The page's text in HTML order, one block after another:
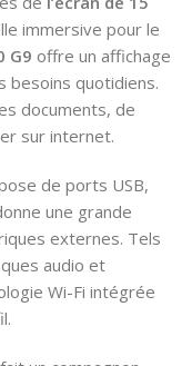
immersive pour le
G9 offre un affichage
besoins quotidiens.
documents, de
sur internet.
de ports USB,
une grande
externes. Tels
audio et
Wi-Fi intégrée